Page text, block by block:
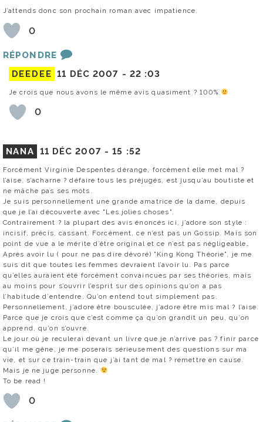
J’attends donc son prochain roman avec impatience.
0
RÉPONDRE
DEEDEE 11 DÉC 2007 - 22 :03
Je crois que nous avons le même avis quasiment ? 100%
0
NANA 11 DÉC 2007 -15 :52
Forcément Virginie Despentes dérange, forcément elle met mal ?
l’aise, s’acharne ? défaire tous les préjugés, est jusqu’au boutiste et
ne mâche pas ses mots.
Je suis personnellement une grande amatrice de la dame, depuis
que je l’ai découverte avec "Les jolies choses".
Contrairement ? la plupart des avis énoncés ici, j’adore son style :
incisif, précis, cassant. Forcément, ce n’est pas un Gossip. Mais son
point de vue a le mérite d’être original et ce n’est pas négligeable…
Après avoir lu ( pour ne pas dire dévoré) "King Kong Théorie", je me
suis dit que toutes les femmes devraient l’avoir lu. Pas parce
qu’elles auraient été forcément convaincues par ses théories, mais
au moins pour s’ouvrir l’esprit sur des opinions qu’on a pas
l’habitude d’entendre. Qu’on entend tout simplement pas.
Personnellement, j’adore être bousculée, j’adore être mis mal ? l’aise.
Parce que je crois que c’est comme ça qu’on grandit un peu, qu’on
apprend, qu’on s’ouvre.
Le jour où je reculerai devant un livre que je n’arrive pas ? finir parce
qu’il me gêne, je me poserais sérieusement des questions sur ma
vie, et sur ce train-train que j’ai tant de mal ? remettre en cause.
Mais je ne juge personne.
To be read !
0